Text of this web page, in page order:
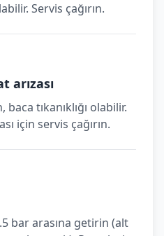
Servis çağırın.
arızası
baca tıkanıklığı olabilir.
için servis çağırın.
bar arasına getirin (alt